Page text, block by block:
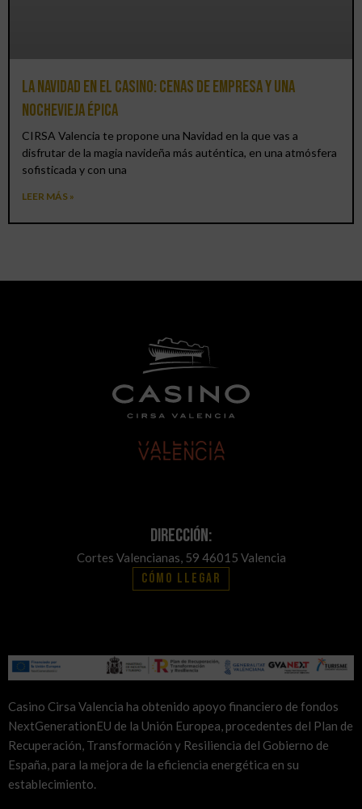
La Navidad en el Casino: cenas de empresa y una
Nochevieja épica
CIRSA Valencia te propone una Navidad en la que vas a
disfrutar de la magia navideña más auténtica, en una atmósfera
sofisticada y con una
LEER MÁS »
Dirección:
Cortes Valencianas, 59 46015 Valencia
Cómo llegar
Casino Cirsa Valencia ha obtenido apoyo financiero de fondos
NextGenerationEU de la Unión Europea, procedentes del Plan de
Recuperación, Transformación y Resiliencia del Gobierno de
España, para la mejora de la eficiencia energética en su
establecimiento.